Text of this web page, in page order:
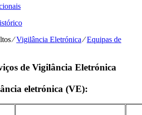
⁄Vigilância Eletrónica⁄Equipas de
de Vigilância Eletrónica
eletrónica (VE):